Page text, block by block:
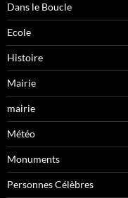
Dans le Boucle
Ecole
Histoire
Mairie
mairie
Météo
Monuments
Personnes Célèbres